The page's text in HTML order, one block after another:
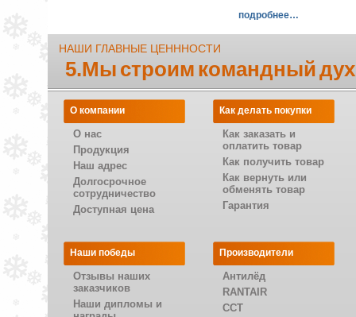
подробнее…
НАШИ ГЛАВНЫЕ ЦЕНННОСТИ
5.Мы строим командный
О компании
О нас
Продукция
Наш адрес
Долгосрочное
сотрудничество
Доступная цена
Как делать покупки
Как заказать и
оплатить товар
Как получить товар
Как вернуть или
обменять товар
Гарантия
Наши победы
Отзывы наших
заказчиков
Наши дипломы и
Производители
Антилёд
RANTAIR
CCT